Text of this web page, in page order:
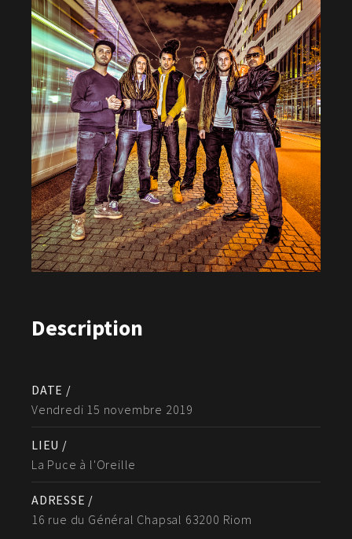
Description
DATE /
Vendredi 15 novembre 2019
LIEU /
La Puce à l'Oreille
ADRESSE /
16 rue du Général Chapsal 63200 Riom